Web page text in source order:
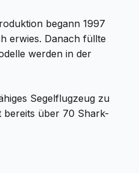
begann 1997
erwies. Danach füllte
werden in der
Segelflugzeug zu
bereits über 70 Shark-